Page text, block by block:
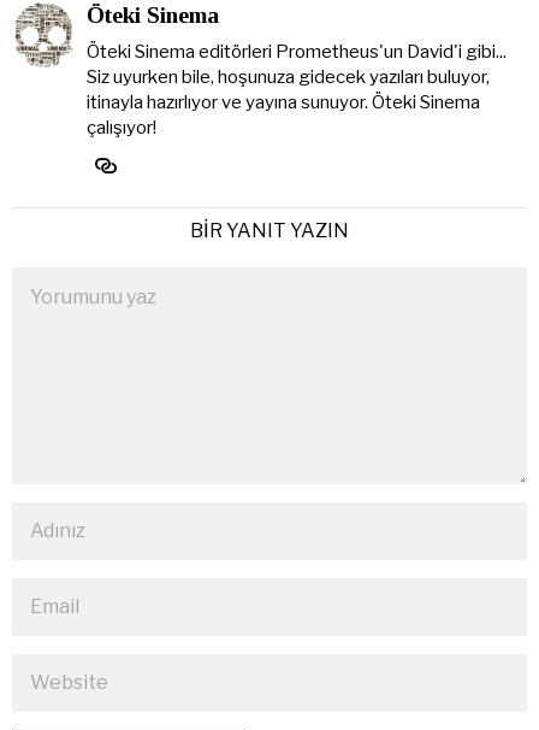
Öteki Sinema
Öteki Sinema editörleri Prometheus'un David'i gibi...
Siz uyurken bile, hoşunuza gidecek yazıları buluyor,
itinayla hazırlıyor ve yayına sunuyor. Öteki Sinema
çalışıyor!
BIR YANIT YAZIN